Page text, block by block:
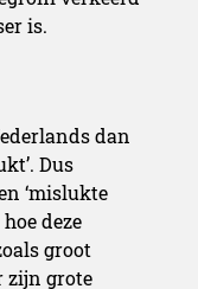
is.
dan
Dus
‘mislukte
deze
groot
zijn grote